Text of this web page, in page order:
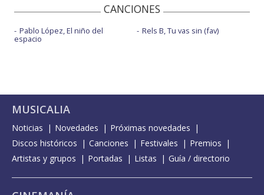
CANCIONES
Pablo López, El niño del
espacio
Rels B, Tu vas sin (fav)
MUSICALIA
Noticias Novedades
Próximas novedades
Discos históricos
Canciones Festivales
Premios
Artistas y grupos
Portadas Listas Guía / directorio